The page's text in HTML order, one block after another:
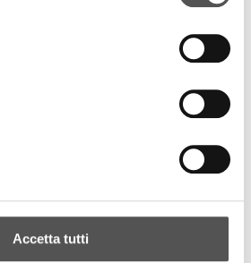
Accetta tutti
EVENTS